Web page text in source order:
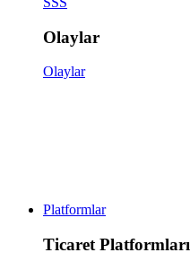
Olaylar
Olaylar
Platformlar
Ticaret Platformları